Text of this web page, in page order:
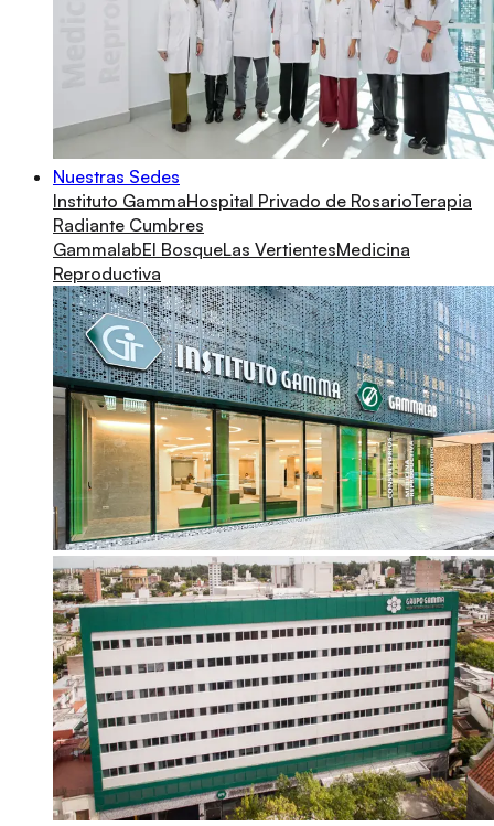
Nuestras Sedes
Instituto GammaHospital Privado de RosarioTerapia
Radiante Cumbres
GammalabEl BosqueLas VertientesMedicina
Reproductiva